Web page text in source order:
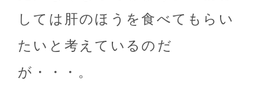
しては肝のほうを食べてもらい
たいと考えているのだ
が・・・。